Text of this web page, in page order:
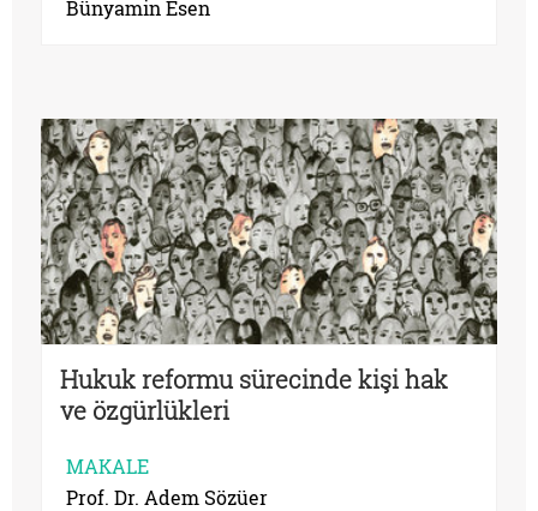
Bünyamin Esen
Hukuk reformu sürecinde kişi hak
ve özgürlükleri
MAKALE
Prof. Dr. Adem Sözüer